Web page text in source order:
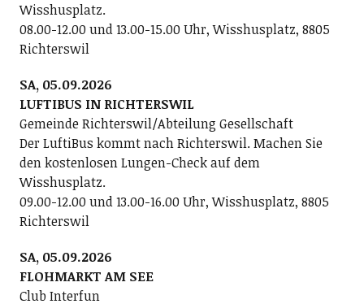
Wisshusplatz.
08.00-12.00 und 13.00-15.00 Uhr, Wisshusplatz, 8805
Richterswil
SA, 05.09.2026
LUFTIBUS IN RICHTERSWIL
Gemeinde Richterswil/Abteilung Gesellschaft
Der LuftiBus kommt nach Richterswil. Machen Sie
den kostenlosen Lungen-Check auf dem
Wisshusplatz.
09.00-12.00 und 13.00-16.00 Uhr, Wisshusplatz, 8805
Richterswil
SA, 05.09.2026
FLOHMARKT AM SEE
Club Interfun